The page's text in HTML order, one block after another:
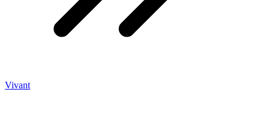
Vivant